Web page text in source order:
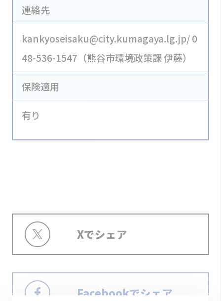
連絡先
kankyoseisaku@city.kumagaya.lg.jp/ 0
48-536-1547（熊谷市環境政策課 伊藤）
保険適用
有り
Xでシェア
Facebookでシェア